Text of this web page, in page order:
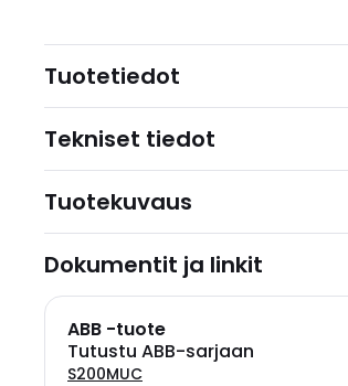
Tuotetiedot
Tekniset tiedot
Tuotekuvaus
Dokumentit ja linkit
ABB -tuote
Tutustu ABB-sarjaan
S200MUC